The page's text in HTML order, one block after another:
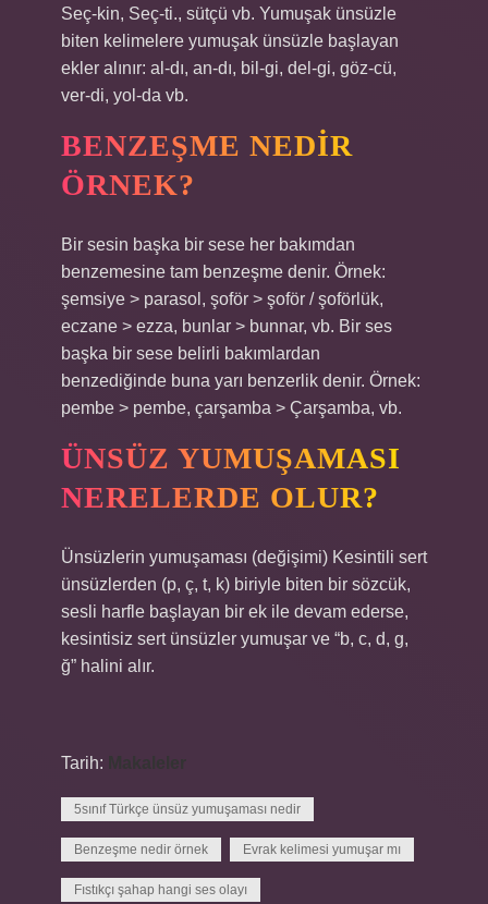
Seç-kin, Seç-ti., sütçü vb. Yumuşak ünsüzle
biten kelimelere yumuşak ünsüzle başlayan
ekler alınır: al-dı, an-dı, bil-gi, del-gi, göz-cü,
ver-di, yol-da vb.
BENZEŞME NEDIR
ÖRNEK?
Bir sesin başka bir sese her bakımdan
benzemesine tam benzeşme denir. Örnek:
şemsiye > parasol, şoför > şoför / şoförlük,
eczane > ezza, bunlar > bunnar, vb. Bir ses
başka bir sese belirli bakımlardan
benzediğinde buna yarı benzerlik denir. Örnek:
pembe > pembe, çarşamba > Çarşamba, vb.
ÜNSÜZ YUMUŞAMASI
NERELERDE OLUR?
Ünsüzlerin yumuşaması (değişimi) Kesintili sert
ünsüzlerden (p, ç, t, k) biriyle biten bir sözcük,
sesli harfle başlayan bir ek ile devam ederse,
kesintisiz sert ünsüzler yumuşar ve “b, c, d, g,
ğ” halini alır.
Tarih:
5sınıf Türkçe ünsüz yumuşaması nedir
Benzeşme nedir örnek Evrak kelimesi yumuşar mı
Fıstıkçı şahap hangi ses olayı